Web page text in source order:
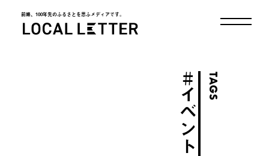
前略、100年先のふるさとを思ふメディアです。
TAGS
＃
イベント